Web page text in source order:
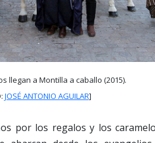
llegan a Montilla a caballo (2015).
JOSÉ ANTONIO AGUILAR]
por los regalos y los